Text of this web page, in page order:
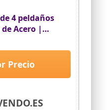
4 peldaños
Acero |
y Base
y Segura
y tareas
Precio